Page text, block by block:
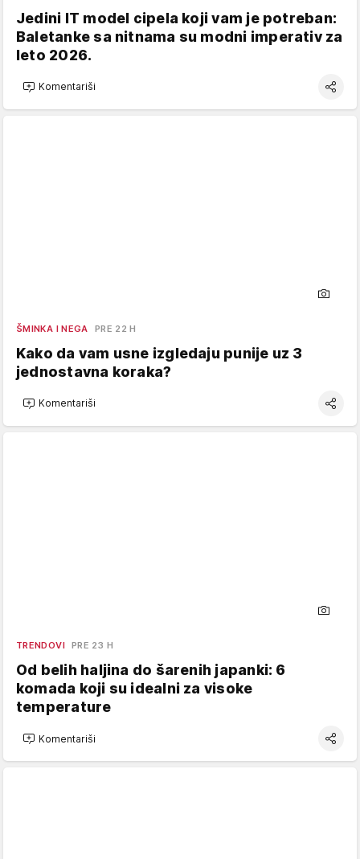
Jedini IT model cipela koji vam je potreban:
Baletanke sa nitnama su modni imperativ za
leto 2026.
Komentariši
ŠMINKA I NEGA PRE 22 H
Kako da vam usne izgledaju punije uz 3
jednostavna koraka?
Komentariši
TRENDOVI PRE 23 H
Od belih haljina do šarenih japanki: 6
komada koji su idealni za visoke
temperature
Komentariši